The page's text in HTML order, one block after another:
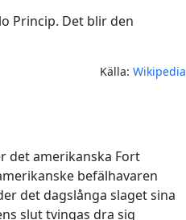
Princip. Det blir den
Källa: Wikipedia
det amerikanska Fort
befälhavaren
det dagslånga slaget sina
slut tvingas dra sig